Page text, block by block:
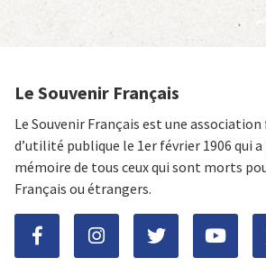
Le Souvenir Français
Le Souvenir Français est une
d’utilité publique le 1er février 1906 qui
mémoire de tous ceux qui sont morts
Français ou étrangers.